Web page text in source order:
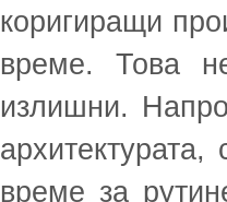
коригиращи
време. Това
излишни.
архитектурата,
време за